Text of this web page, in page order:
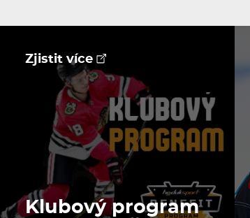
Zjistit více
Klubový program